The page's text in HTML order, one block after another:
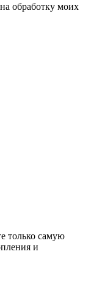
обработку моих
только самую
и